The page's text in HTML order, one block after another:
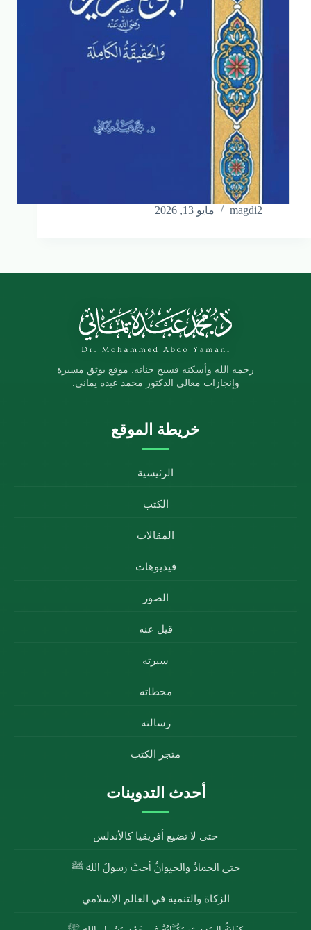
magdi2 مايو 13, 2026
رحمه الله وأسكنه فسيح جناته. موقع يوثق مسيرة
وإنجازات معالي الدكتور محمد عبده يماني.
خريطة الموقع
الرئيسية
الكتب
المقالات
فيديوهات
الصور
قيل عنه
سيرته
محطاته
رسالته
متجر الكتب
أحدث التدوينات
حتى لا تضيع أفريقيا كالأندلس
حتى الجمادُ والحيوانُ أحبَّ رسولَ الله ﷺ
الزكاة والتنمية في العالم الإسلامي